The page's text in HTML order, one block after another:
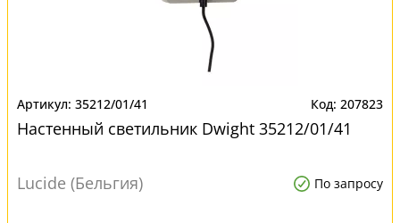
35212/01/41 207823
Настенный светильник Dwight 35212/01/41
Lucide (Бельгия) По запросу